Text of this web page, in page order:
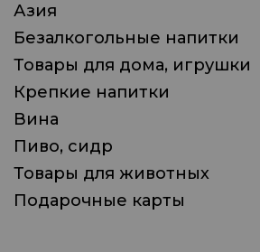
Азия
Безалкогольные напитки
Товары для дома, игрушки
Крепкие напитки
Вина
Пиво, сидр
Товары для животных
Подарочные карты